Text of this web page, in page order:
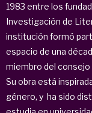
1983 entre los
Investigación de
institución formó
espacio de una
miembro del consejo
Su obra está
género, y ha sido